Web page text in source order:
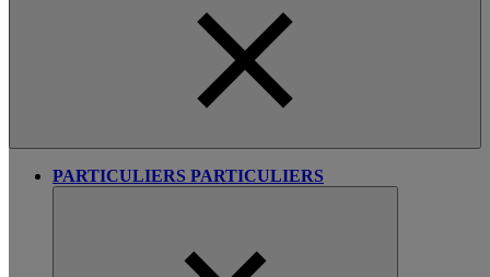
PARTICULIERS PARTICULIERS